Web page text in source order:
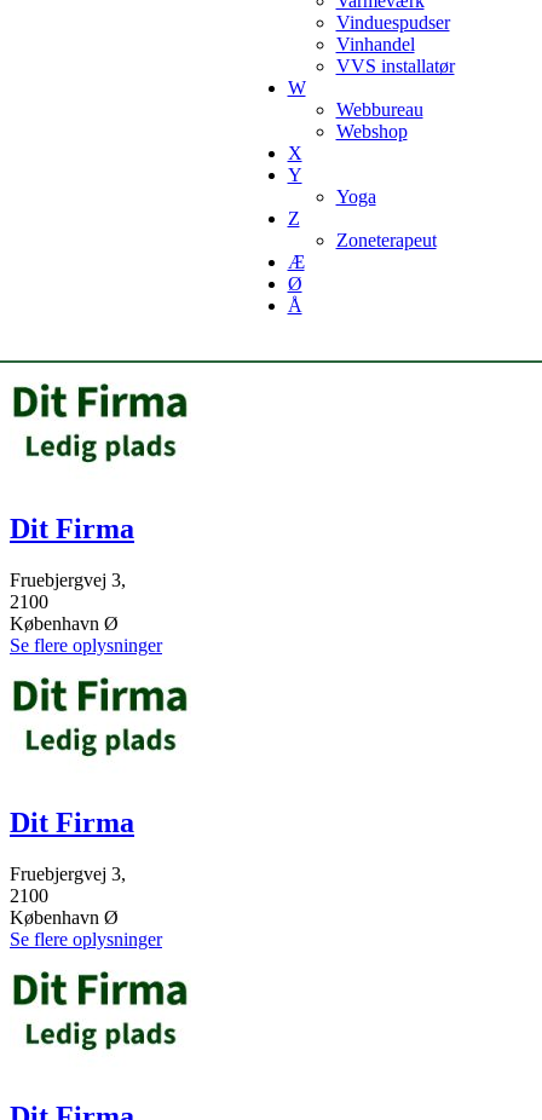
Vinduespudser
Vinhandel
VVS installatør
W
Webbureau
Webshop
X
Y
Yoga
Z
Zoneterapeut
Æ
Ø
Å
Dit Firma
Fruebjergvej 3,
2100
København Ø
Se flere oplysninger
Dit Firma
Fruebjergvej 3,
2100
København Ø
Se flere oplysninger